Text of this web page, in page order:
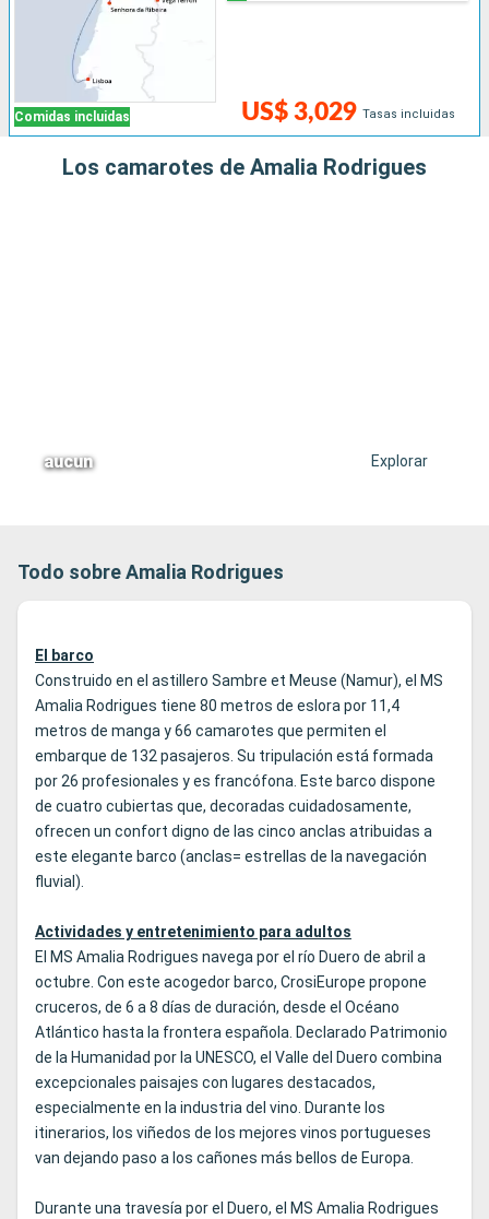
Comidas incluidas US$ 3,029 Tasas incluidas
Los camarotes de Amalia Rodrigues
aucun Explorar
Todo sobre Amalia Rodrigues
El barco
Construido en el astillero Sambre et Meuse (Namur), el MS
Amalia Rodrigues tiene 80 metros de eslora por 11,4
metros de manga y 66 camarotes que permiten el
embarque de 132 pasajeros. Su tripulación está formada
por 26 profesionales y es francófona. Este barco dispone
de cuatro cubiertas que, decoradas cuidadosamente,
ofrecen un confort digno de las cinco anclas atribuidas a
este elegante barco (anclas= estrellas de la navegación
fluvial).
Actividades y entretenimiento para adultos
El MS Amalia Rodrigues navega por el río Duero de abril a
octubre. Con este acogedor barco, CrosiEurope propone
cruceros, de 6 a 8 días de duración, desde el Océano
Atlántico hasta la frontera española. Declarado Patrimonio
de la Humanidad por la UNESCO, el Valle del Duero combina
excepcionales paisajes con lugares destacados,
especialmente en la industria del vino. Durante los
itinerarios, los viñedos de los mejores vinos portugueses
van dejando paso a los cañones más bellos de Europa.
Durante una travesía por el Duero, el MS Amalia Rodrigues